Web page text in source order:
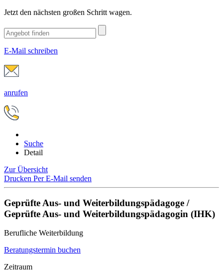
Jetzt den nächsten großen Schritt wagen.
E-Mail schreiben
anrufen
Suche
Detail
Zur Übersicht
Drucken Per E-Mail senden
Geprüfte Aus- und Weiterbildungspädagoge /
Geprüfte Aus- und Weiterbildungspädagogin (IHK)
Berufliche Weiterbildung
Beratungstermin buchen
Zeitraum